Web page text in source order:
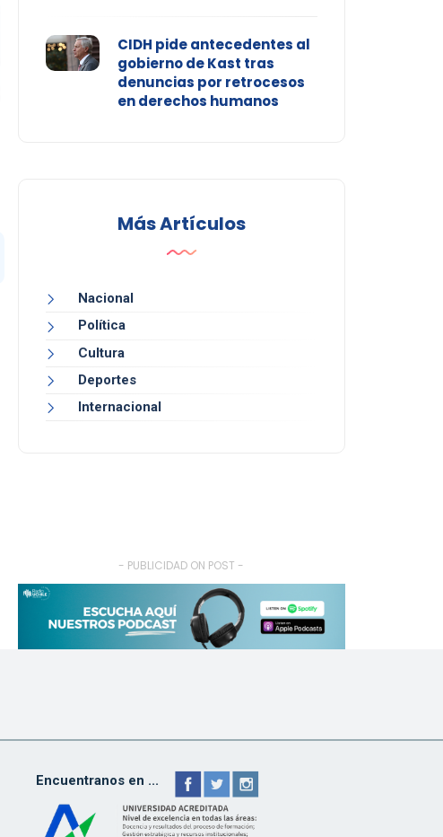
CIDH pide antecedentes al
gobierno de Kast tras
denuncias por retrocesos
en derechos humanos
Más Artículos
Nacional
Política
Cultura
Deportes
Internacional
- PUBLICIDAD ON POST -
Encuentranos en ...